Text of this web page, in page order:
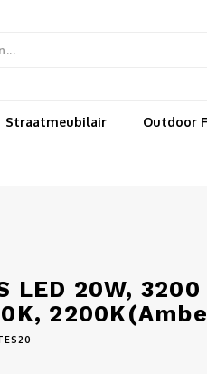
Straatmeubilair Outdoor
LED 20W,